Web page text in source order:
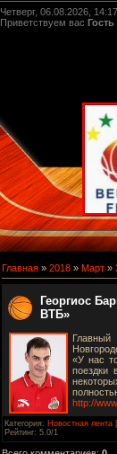
Четверг, 06.08.2026, 14:17
Приветствуем вас Гость
Главная » 2018 » Март »
Георгиос
ВТБ»
Главный
«У нас
поездки
http://
Категория: Новостная лента
Рейтинг: 5.0/1